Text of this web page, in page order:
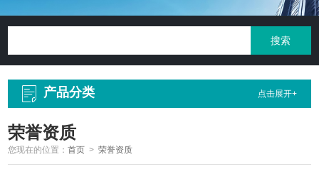
产品分类 点击展开+
荣誉资质
您现在的位置：首页 >荣誉资质